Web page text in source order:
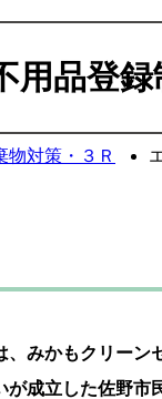
用品登
物対策・３Ｒ
、みかもクリーン
成立した佐野市